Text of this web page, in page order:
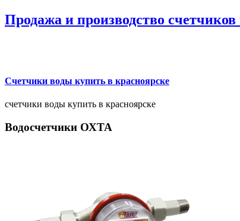
Продажа и производство
Счетчики воды купить в красноярске
счетчики воды купить в красноярске
Водосчетчики ОХТА